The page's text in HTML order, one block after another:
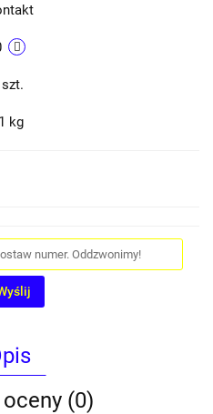
szt.
kg
(0)